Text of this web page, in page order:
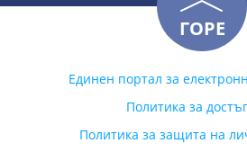
ГОРЕ
Единен портал за
Политика за
Политика за защита на